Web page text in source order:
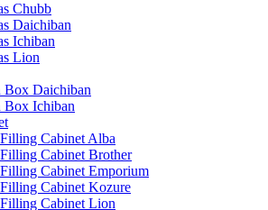
Chubb
Daichiban
Ichiban
Lion
Box Daichiban
Box Ichiban
Cabinet Alba
Cabinet Brother
Cabinet Emporium
Cabinet Kozure
Cabinet Lion